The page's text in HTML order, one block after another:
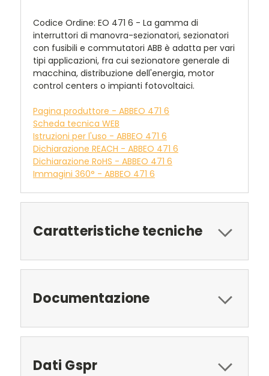
Codice Ordine: EO 471 6 - La gamma di
interruttori di manovra-sezionatori, sezionatori
con fusibili e commutatori ABB è adatta per vari
tipi applicazioni, fra cui sezionatore generale di
macchina, distribuzione dell'energia, motor
control centers o impianti fotovoltaici.
Pagina produttore - ABBEO 471 6
Scheda tecnica WEB
Istruzioni per l'uso - ABBEO 471 6
Dichiarazione REACH - ABBEO 471 6
Dichiarazione RoHS - ABBEO 471 6
Immagini 360° - ABBEO 471 6
Caratteristiche tecniche
Documentazione
Dati Gspr